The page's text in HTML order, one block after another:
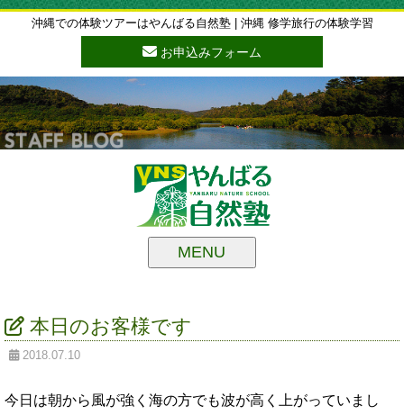
沖縄での体験ツアーはやんばる自然塾 | 沖縄 修学旅行の体験学習
お申込みフォーム
MENU
本日のお客様です
2018.07.10
今日は朝から風が強く海の方でも波が高く上がっていまし